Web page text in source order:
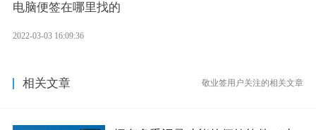
电脑便签在哪里找的
2022-03-03 16:09:36
相关文章 敬业签用户关注的相关文章